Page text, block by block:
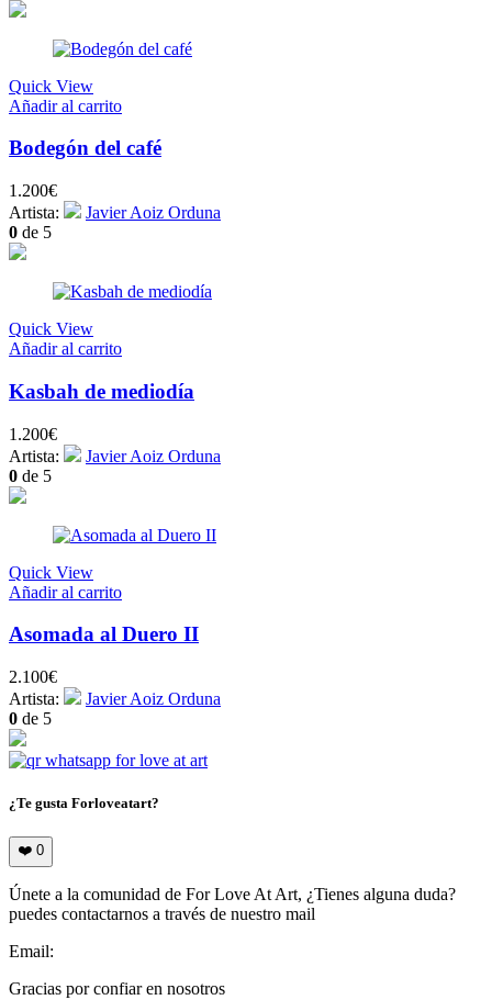
Quick View
Añadir al carrito
Bodegón del café
1.200€
Artista:
Javier Aoiz Orduna
0 de 5
Quick View
Añadir al carrito
Kasbah de mediodía
1.200€
Artista:
Javier Aoiz Orduna
0 de 5
Quick View
Añadir al carrito
Asomada al Duero II
2.100€
Artista:
Javier Aoiz Orduna
0 de 5
¿Te gusta Forloveatart?
❤️ 0
Únete a la comunidad de For Love At Art, ¿Tienes alguna duda?
puedes contactarnos a través de nuestro mail
Email:
Gracias por confiar en nosotros